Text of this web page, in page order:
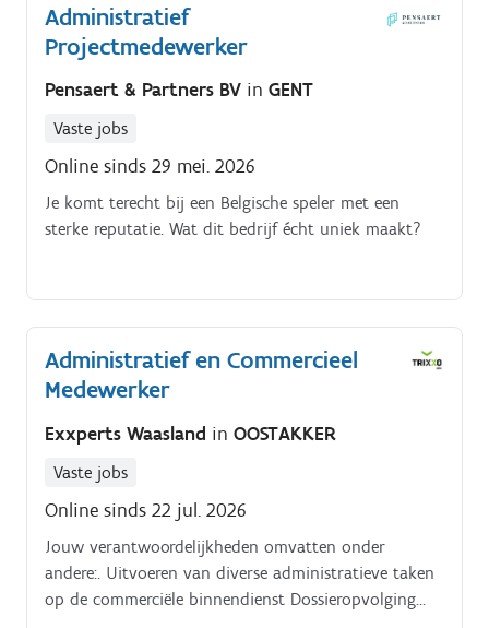
Administratief
Projectmedewerker
Pensaert & Partners BV in GENT
Vaste jobs
Online sinds 29 mei. 2026
Je komt terecht bij een Belgische speler met een
sterke reputatie. Wat dit bedrijf écht uniek maakt?
Administratief en Commercieel
Medewerker
Exxperts Waasland in OOSTAKKER
Vaste jobs
Online sinds 22 jul. 2026
Jouw verantwoordelijkheden omvatten onder
andere:. Uitvoeren van diverse administratieve taken
op de commerciële binnendienst Dossieropvolging